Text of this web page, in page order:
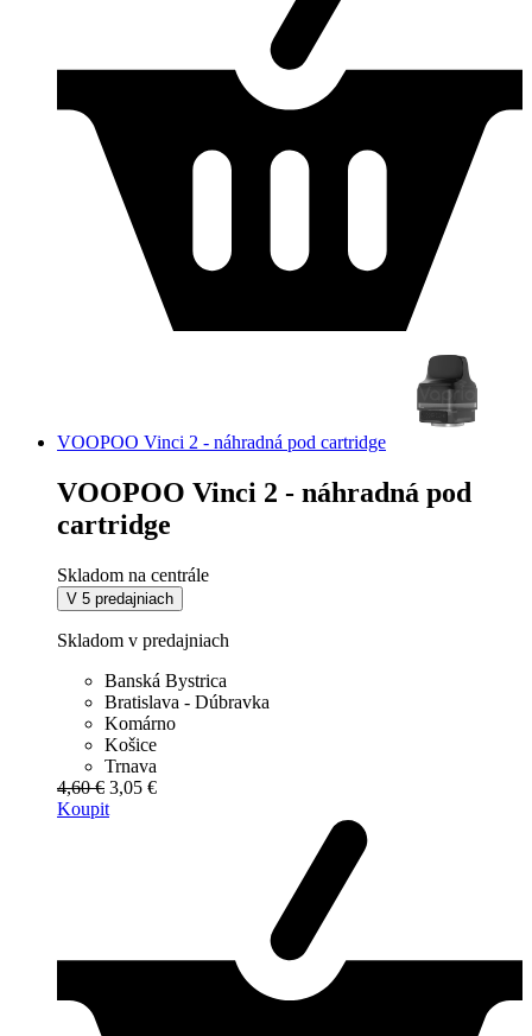
VOOPOO Vinci 2 - náhradná pod cartridge
VOOPOO Vinci 2 - náhradná pod
cartridge
Skladom na centrále
V 5 predajniach
Skladom v predajniach
Banská Bystrica
Bratislava - Dúbravka
Komárno
Košice
Trnava
4,60 € 3,05 €
Koupit